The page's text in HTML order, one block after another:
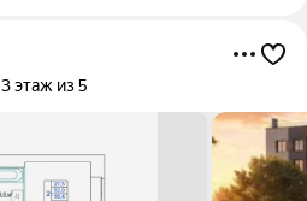
3 этаж из 5